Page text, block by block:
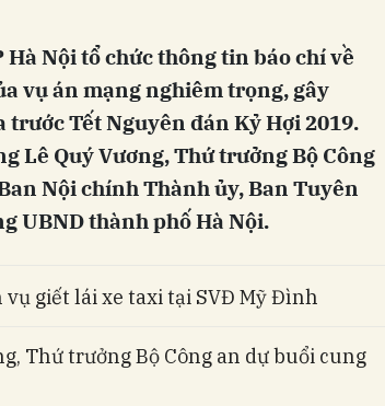
Hà Nội tổ chức thông tin báo chí về
vụ án mạng nghiêm trọng, gây
Tết Nguyên đán Kỷ Hợi 2019.
Lê Quý Vương, Thứ trưởng Bộ Công
Nội chính Thành ủy, Ban Tuyên
UBND thành phố Hà Nội.
Thứ trưởng Bộ Công an dự buổi cung